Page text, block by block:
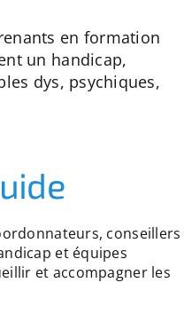
en formation
un handicap,
dys, psychiques,
conseillers
et équipes
et accompagner les